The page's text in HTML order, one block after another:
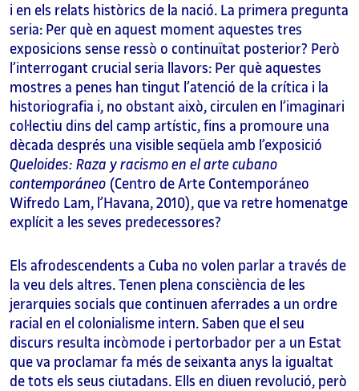
i en els relats històrics de la nació. La primera pregunta
seria: Per què en aquest moment aquestes tres
exposicions sense ressò o continuïtat posterior? Però
l’interrogant crucial seria llavors: Per què aquestes
mostres a penes han tingut l’atenció de la crítica i la
historiografia i, no obstant això, circulen en l’imaginari
col·lectiu dins del camp artístic, fins a promoure una
dècada després una visible seqüela amb l’exposició
Queloides: Raza y racismo en el arte cubano
contemporáneo (Centro de Arte Contemporáneo
Wifredo Lam, l’Havana, 2010), que va retre homenatge
explícit a les seves predecessores?
Els afrodescendents a Cuba no volen parlar a través de
la veu dels altres. Tenen plena consciència de les
jerarquies socials que continuen aferrades a un ordre
racial en el colonialisme intern. Saben que el seu
discurs resulta incòmode i pertorbador per a un Estat
que va proclamar fa més de seixanta anys la igualtat
de tots els seus ciutadans. Ells en diuen revolució, però